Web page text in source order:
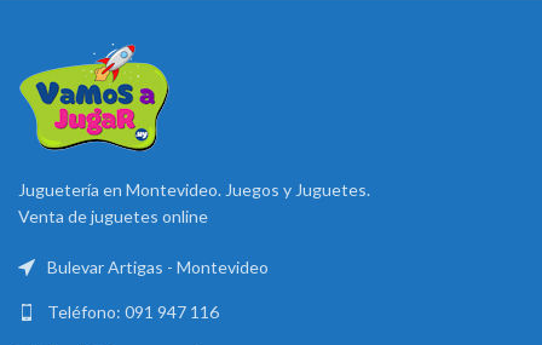
Juguetería en Montevideo. Juegos y Juguetes.
Venta de juguetes online
Bulevar Artigas - Montevideo
Teléfono: 091 947 116